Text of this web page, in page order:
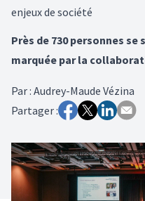
enjeux de société
Près de 730 personnes
marquée par la
Par: Audrey-Maude Vézina
Partager :